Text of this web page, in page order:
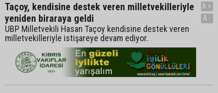
Taçoy, kendisine destek veren milletvekilleriyle
yeniden biraraya geldi
UBP Milletvekili Hasan Taçoy kendisine destek veren
milletvekilleriyle istişareye devam ediyor.
A+
A-